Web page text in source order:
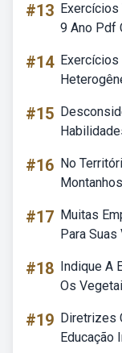
#13 Exercícios
9 Ano Pdf
#14
#15
#16 No
#17 Muitas
Para
#18 Indique A
Os
#19 Diretrizes
Educação